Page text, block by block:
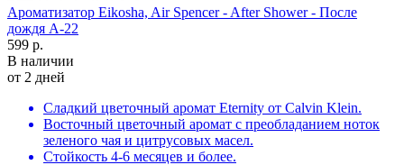
Ароматизатор Eikosha, Air Spencer - After Shower - После
дождя A-22
599 р.
В наличии
от 2 дней
Сладкий цветочный аромат Eternity от Calvin Klein.
Восточный цветочный аромат с преобладанием ноток
зеленого чая и цитрусовых масел.
Стойкость 4-6 месяцев и более.